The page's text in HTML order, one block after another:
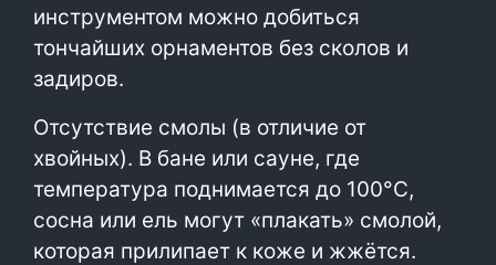
инструментом можно добиться
тончайших орнаментов без сколов и
задиров.
Отсутствие смолы (в отличие от
хвойных). В бане или сауне, где
температура поднимается до 100°C,
сосна или ель могут «плакать» смолой,
которая прилипает к коже и жжётся.